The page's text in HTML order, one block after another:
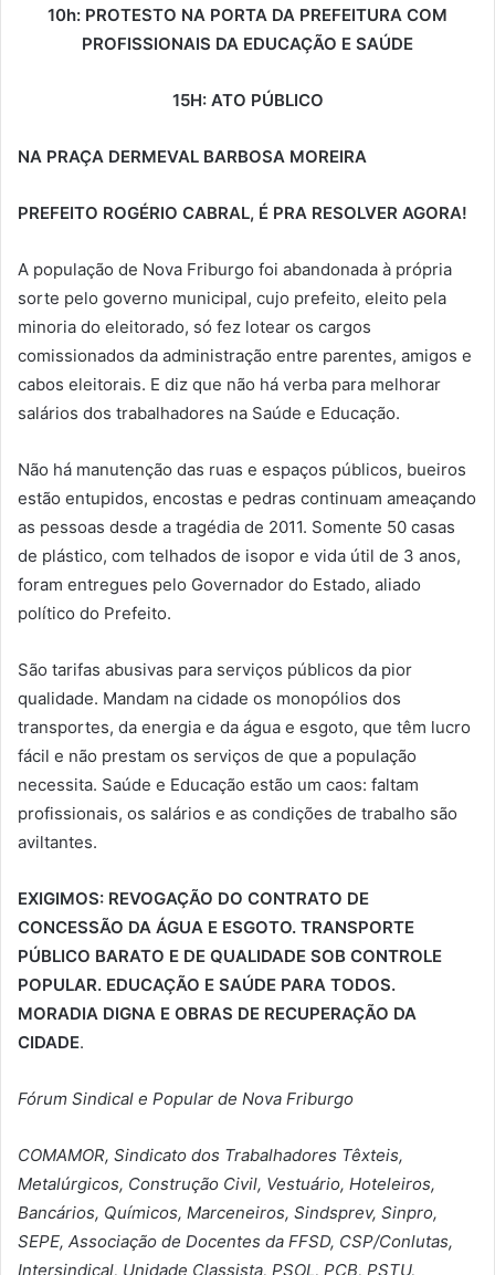
10h: PROTESTO NA PORTA DA PREFEITURA COM
PROFISSIONAIS DA EDUCAÇÃO E SAÚDE
15H: ATO PÚBLICO
NA PRAÇA DERMEVAL BARBOSA MOREIRA
PREFEITO ROGÉRIO CABRAL, É PRA RESOLVER AGORA!
A população de Nova Friburgo foi abandonada à própria
sorte pelo governo municipal, cujo prefeito, eleito pela
minoria do eleitorado, só fez lotear os cargos
comissionados da administração entre parentes, amigos e
cabos eleitorais. E diz que não há verba para melhorar
salários dos trabalhadores na Saúde e Educação.
Não há manutenção das ruas e espaços públicos, bueiros
estão entupidos, encostas e pedras continuam ameaçando
as pessoas desde a tragédia de 2011. Somente 50 casas
de plástico, com telhados de isopor e vida útil de 3 anos,
foram entregues pelo Governador do Estado, aliado
político do Prefeito.
São tarifas abusivas para serviços públicos da pior
qualidade. Mandam na cidade os monopólios dos
transportes, da energia e da água e esgoto, que têm lucro
fácil e não prestam os serviços de que a população
necessita. Saúde e Educação estão um caos: faltam
profissionais, os salários e as condições de trabalho são
aviltantes.
EXIGIMOS: REVOGAÇÃO DO CONTRATO DE
CONCESSÃO DA ÁGUA E ESGOTO. TRANSPORTE
PÚBLICO BARATO E DE QUALIDADE SOB CONTROLE
POPULAR. EDUCAÇÃO E SAÚDE PARA TODOS.
MORADIA DIGNA E OBRAS DE RECUPERAÇÃO DA
CIDADE.
Fórum Sindical e Popular de Nova Friburgo
COMAMOR, Sindicato dos Trabalhadores Têxteis,
Metalúrgicos, Construção Civil, Vestuário, Hoteleiros,
Bancários, Químicos, Marceneiros, Sindsprev, Sinpro,
SEPE, Associação de Docentes da FFSD, CSP/Conlutas,
Intersindical, Unidade Classista, PSOL, PCB, PSTU,